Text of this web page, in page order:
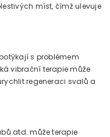
míst, čímž ulevuje
s problémem
vibrační terapie může
regeneraci svalů a
atd. může terapie